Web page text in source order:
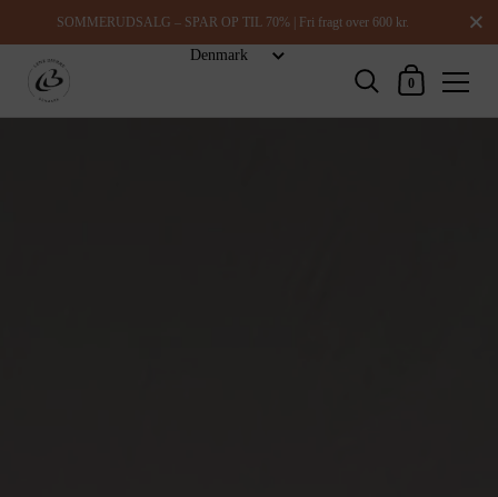
SOMMERUDSALG – SPAR OP TIL 70% | Fri fragt over 600 kr.
Indkøbskurv
0